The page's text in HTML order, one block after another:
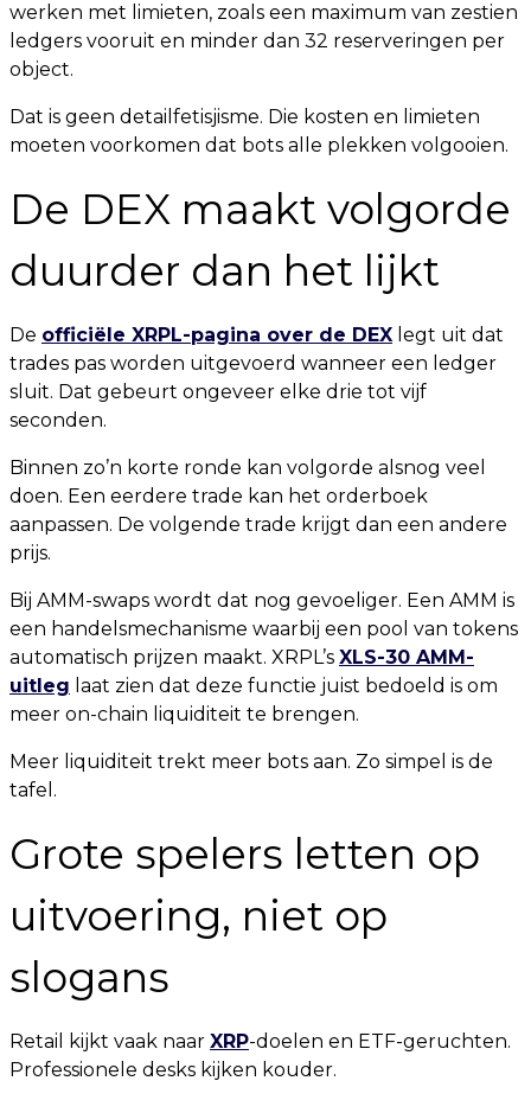
werken met limieten, zoals een maximum van zestien
ledgers vooruit en minder dan 32 reserveringen per
object.
Dat is geen detailfetisjisme. Die kosten en limieten
moeten voorkomen dat bots alle plekken volgooien.
De DEX maakt volgorde
duurder dan het lijkt
De officiële XRPL-pagina over de DEX legt uit dat
trades pas worden uitgevoerd wanneer een ledger
sluit. Dat gebeurt ongeveer elke drie tot vijf
seconden.
Binnen zo’n korte ronde kan volgorde alsnog veel
doen. Een eerdere trade kan het orderboek
aanpassen. De volgende trade krijgt dan een andere
prijs.
Bij AMM-swaps wordt dat nog gevoeliger. Een AMM is
een handelsmechanisme waarbij een pool van tokens
automatisch prijzen maakt. XRPL’s XLS-30 AMM-
uitleg laat zien dat deze functie juist bedoeld is om
meer on-chain liquiditeit te brengen.
Meer liquiditeit trekt meer bots aan. Zo simpel is de
tafel.
Grote spelers letten op
uitvoering, niet op
slogans
Retail kijkt vaak naar XRP-doelen en ETF-geruchten.
Professionele desks kijken kouder.